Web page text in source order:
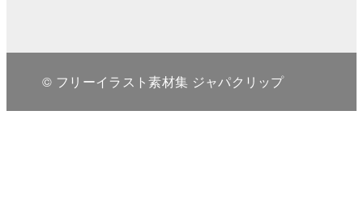
© フリーイラスト素材集 ジャパクリップ